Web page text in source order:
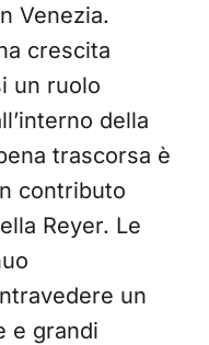
Venezia.
crescita
un ruolo
della
trascorsa è
contributo
Reyer. Le
un
e grandi